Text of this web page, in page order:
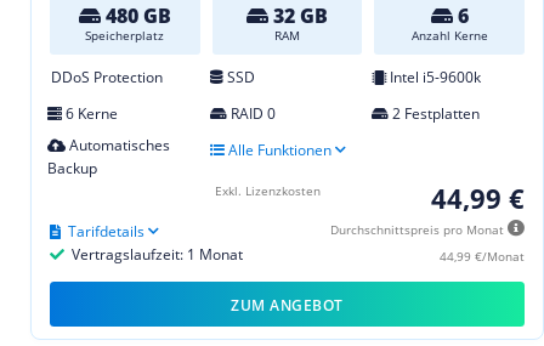
480 GB
Speicherplatz
32 GB
RAM
6
Anzahl Kerne
DDoS Protection SSD
Intel i5-9600k
6 Kerne
RAID 0
2 Festplatten
Automatisches
Backup
Alle Funktionen
44,99 €
Durchschnittspreis pro Monat
44,99 €/Monat
Vertragslaufzeit: 1 Monat
Tarifdetails
Exkl. Lizenzkosten
ZUM ANGEBOT